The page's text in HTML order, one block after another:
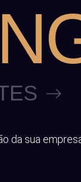
da sua